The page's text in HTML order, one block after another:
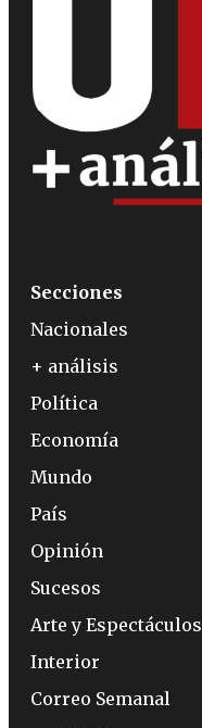
Secciones
Nacionales
+ análisis
Política
Economía
Mundo
País
Opinión
Sucesos
Arte y Espectáculos
Interior
Correo Semanal